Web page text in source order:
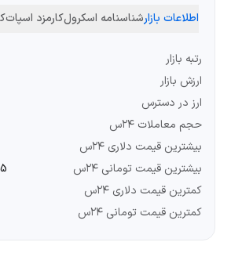
اطلاعات بازارشناسنامه اسکرولکارمزد اسپات
رتبه بازار
ارزش بازار
ارز در دسترس
حجم معاملات ۲۴س
بیشترین قیمت دلاری ۲۴س
بیشترین قیمت تومانی ۲۴س
کمترین قیمت دلاری ۲۴س
کمترین قیمت تومانی ۲۴س